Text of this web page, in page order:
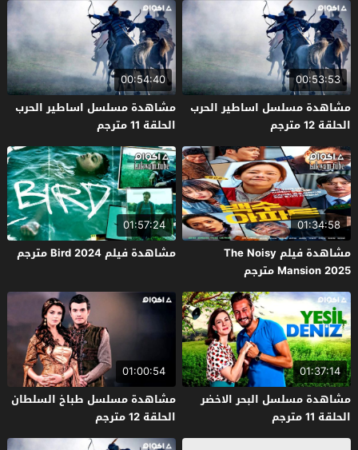
00:53:53
مشاهدة مسلسل اساطير الحرب
الحلقة 12 مترجم
00:54:40
مشاهدة مسلسل اساطير الحرب
الحلقة 11 مترجم
01:34:58
مشاهدة فيلم The Noisy
Mansion 2025 مترجم
01:57:24
مشاهدة فيلم Bird 2024 مترجم
01:37:14
مشاهدة مسلسل البحر الاخضر
الحلقة 11 مترجم
01:00:54
مشاهدة مسلسل طباخ السلطان
الحلقة 12 مترجم